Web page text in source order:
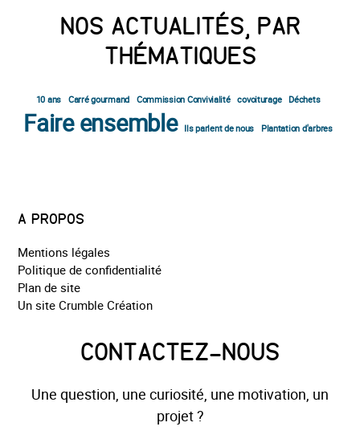
NOS ACTUALITÉS, PAR
THÉMATIQUES
10 ans Carré gourmand Commission Convivialité covoiturage Déchets
Faire ensemble Ils parlent de nous Plantation d'arbres
A PROPOS
Mentions légales
Politique de confidentialité
Plan de site
Un site Crumble Création
CONTACTEZ-NOUS
Une question, une curiosité, une motivation, un
projet ?